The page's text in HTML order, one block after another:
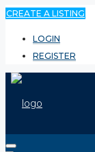
CREATE A LISTING
LOGIN
REGISTER